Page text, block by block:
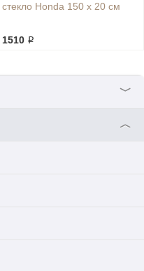
стекло Honda 150 х 20 см
1510 ₽
﹀
︿